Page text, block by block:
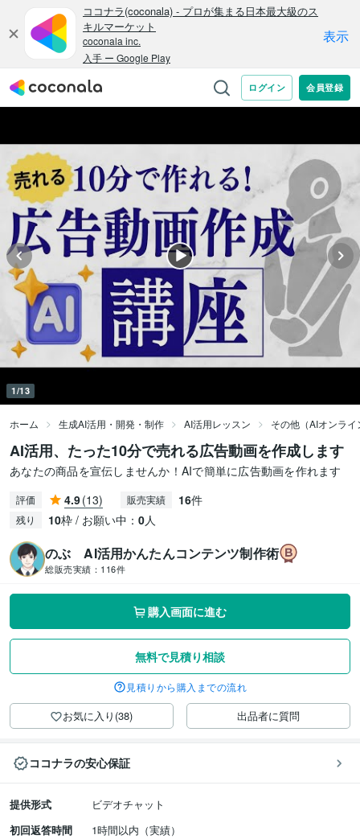
1/13
ホーム 生成AI活用・開発・制作 AI活用レッスン その他（AIオンラ
AI活用、たった10分で売れる広告動画を作成します
あなたの商品を宣伝しませんか！AIで簡単に広告動画を作れます
評価 4.9(13) 販売実績 16件
残り 10枠 / お願い中： 0人
のぶ AI活用かんたんコンテンツ制作術
総販売実績： 116件
購入画面に進む
無料で見積り相談
見積りから購入までの流れ
お気に入り(38) 出品者に質問
ココナラの安心保証
提供形式
ビデオチャット
初回返答時間
1時間以内（実績）